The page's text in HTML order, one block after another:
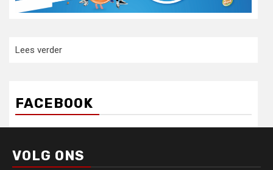
Lees verder:
GAAT
DOOR!
FACEBOOK
VOLG ONS